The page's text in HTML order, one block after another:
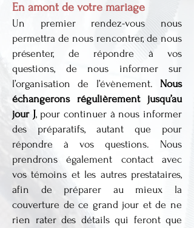
En amont de votre mariage
Un premier rendez-vous nous
permettra de nous rencontrer, de nous
présenter, de répondre à vos
questions, de nous informer sur
l’organisation de l’évènement. Nous
échangerons régulièrement jusqu’au
jour J, pour continuer à nous informer
des préparatifs, autant que pour
répondre à vos questions. Nous
prendrons également contact avec
vos témoins et les autres prestataires,
afin de préparer au mieux la
couverture de ce grand jour et de ne
rien rater des détails qui feront que